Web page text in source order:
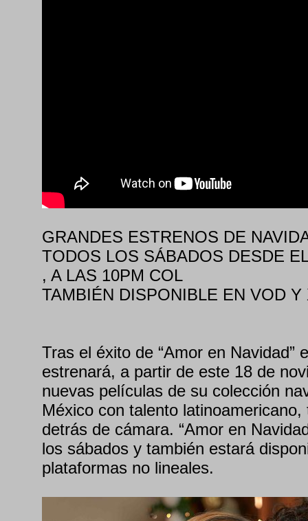
GRANDES ESTRENOS DE
TODOS LOS SÁBADOS DESDE
, A LAS 10PM COL
TAMBIÉN DISPONIBLE EN VOD Y
Tras el éxito de “Amor en Navidad”
estrenará, a partir de este 18 de
nuevas películas de su colección
México con talento
detrás de cámara. “Amor en
los sábados y también estará
plataformas no lineales.